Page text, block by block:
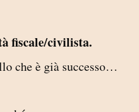
fiscale/civilista.
che è già successo…